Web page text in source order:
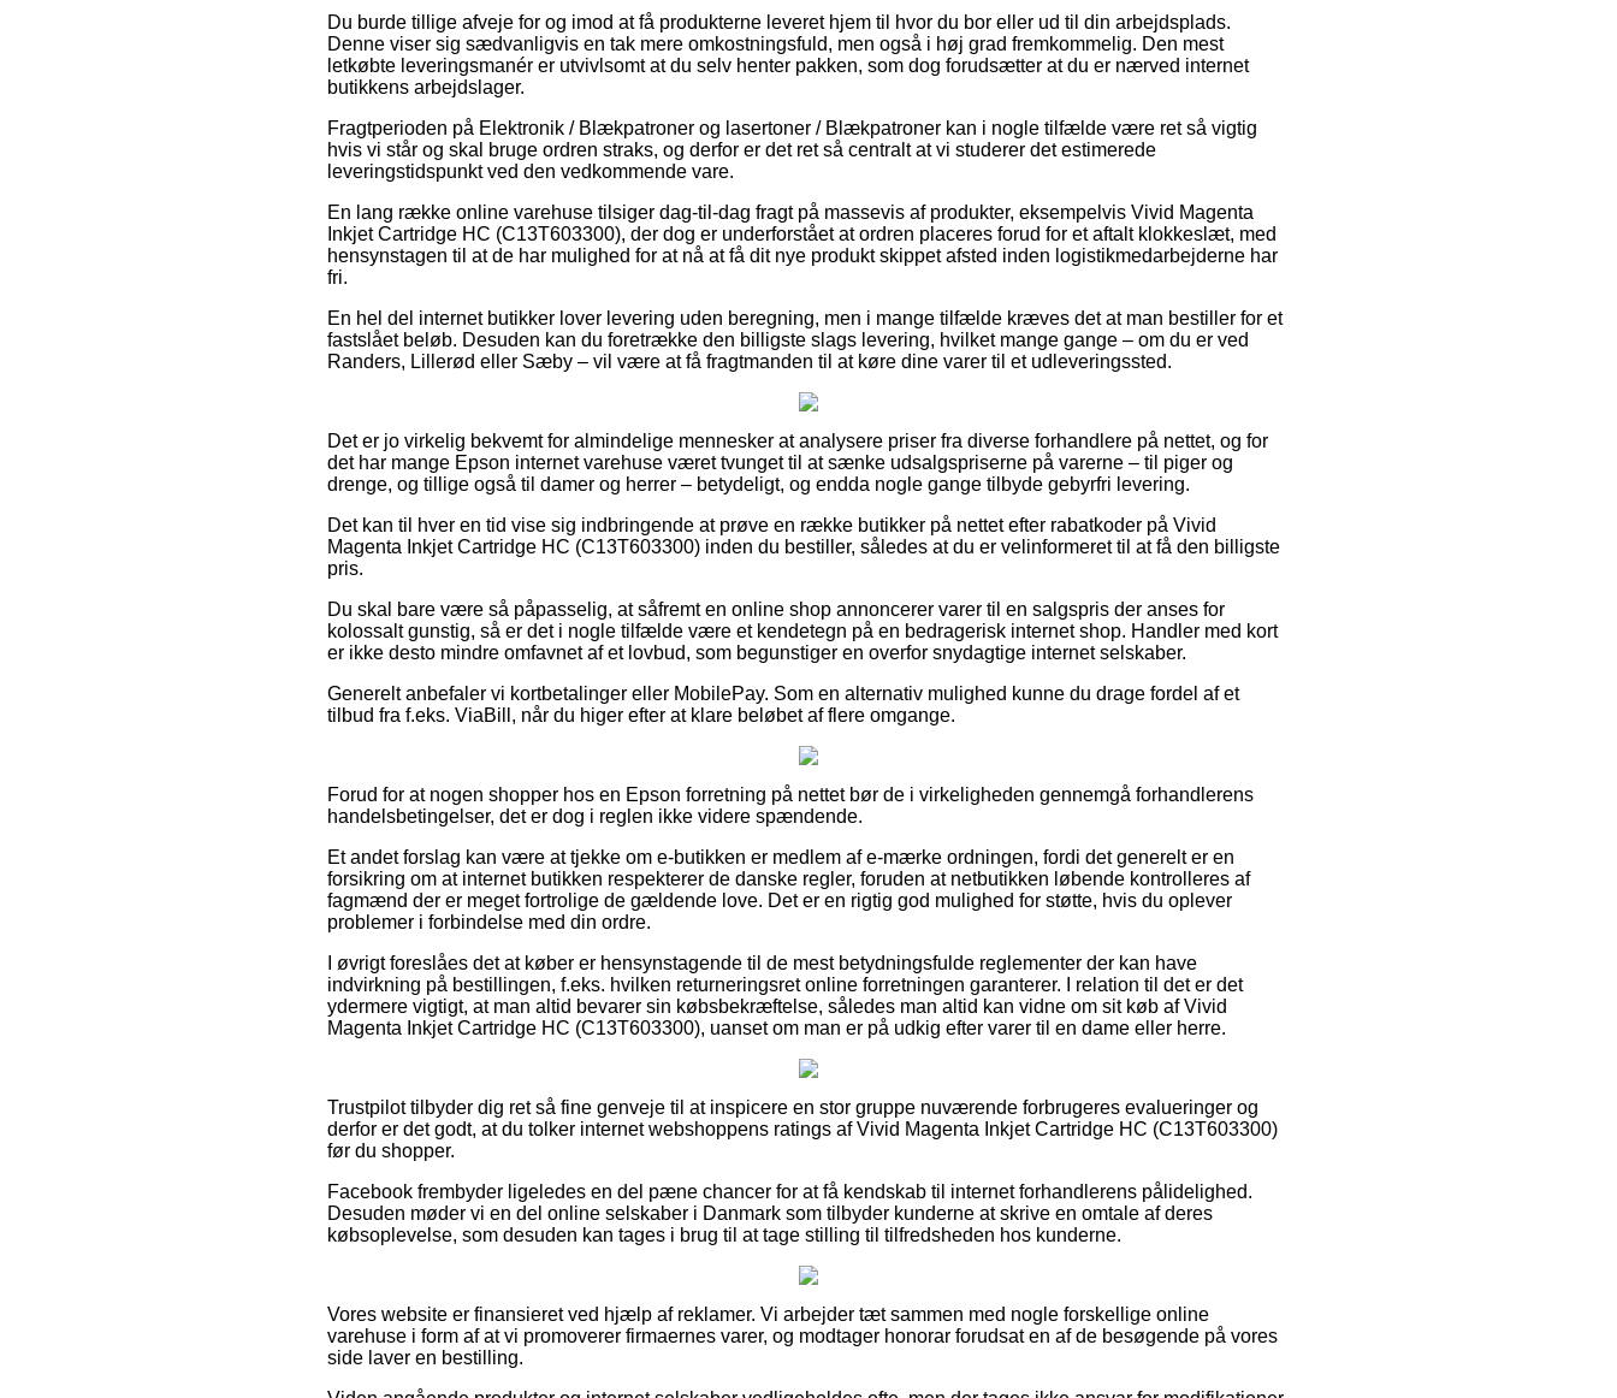
Du burde tillige afveje for og imod at få produkterne leveret hjem til hvor du bor eller ud til din arbejdsplads.
Denne viser sig sædvanligvis en tak mere omkostningsfuld, men også i høj grad fremkommelig. Den mest
letkøbte leveringsmanér er utvivlsomt at du selv henter pakken, som dog forudsætter at du er nærved internet
butikkens arbejdslager.
Fragtperioden på Elektronik / Blækpatroner og lasertoner / Blækpatroner kan i nogle tilfælde være ret så vigtig
hvis vi står og skal bruge ordren straks, og derfor er det ret så centralt at vi studerer det estimerede
leveringstidspunkt ved den vedkommende vare.
En lang række online varehuse tilsiger dag-til-dag fragt på massevis af produkter, eksempelvis Vivid Magenta
Inkjet Cartridge HC (C13T603300), der dog er underforstået at ordren placeres forud for et aftalt klokkeslæt, med
hensynstagen til at de har mulighed for at nå at få dit nye produkt skippet afsted inden logistikmedarbejderne har
fri.
En hel del internet butikker lover levering uden beregning, men i mange tilfælde kræves det at man bestiller for et
fastslået beløb. Desuden kan du foretrække den billigste slags levering, hvilket mange gange – om du er ved
Randers, Lillerød eller Sæby – vil være at få fragtmanden til at køre dine varer til et udleveringssted.
Det er jo virkelig bekvemt for almindelige mennesker at analysere priser fra diverse forhandlere på nettet, og for
det har mange Epson internet varehuse været tvunget til at sænke udsalgspriserne på varerne – til piger og
drenge, og tillige også til damer og herrer – betydeligt, og endda nogle gange tilbyde gebyrfri levering.
Det kan til hver en tid vise sig indbringende at prøve en række butikker på nettet efter rabatkoder på Vivid
Magenta Inkjet Cartridge HC (C13T603300) inden du bestiller, således at du er velinformeret til at få den billigste
pris.
Du skal bare være så påpasselig, at såfremt en online shop annoncerer varer til en salgspris der anses for
kolossalt gunstig, så er det i nogle tilfælde være et kendetegn på en bedragerisk internet shop. Handler med kort
er ikke desto mindre omfavnet af et lovbud, som begunstiger en overfor snydagtige internet selskaber.
Generelt anbefaler vi kortbetalinger eller MobilePay. Som en alternativ mulighed kunne du drage fordel af et
tilbud fra f.eks. ViaBill, når du higer efter at klare beløbet af flere omgange.
Forud for at nogen shopper hos en Epson forretning på nettet bør de i virkeligheden gennemgå forhandlerens
handelsbetingelser, det er dog i reglen ikke videre spændende.
Et andet forslag kan være at tjekke om e-butikken er medlem af e-mærke ordningen, fordi det generelt er en
forsikring om at internet butikken respekterer de danske regler, foruden at netbutikken løbende kontrolleres af
fagmænd der er meget fortrolige de gældende love. Det er en rigtig god mulighed for støtte, hvis du oplever
problemer i forbindelse med din ordre.
I øvrigt foreslåes det at køber er hensynstagende til de mest betydningsfulde reglementer der kan have
indvirkning på bestillingen, f.eks. hvilken returneringsret online forretningen garanterer. I relation til det er det
ydermere vigtigt, at man altid bevarer sin købsbekræftelse, således man altid kan vidne om sit køb af Vivid
Magenta Inkjet Cartridge HC (C13T603300), uanset om man er på udkig efter varer til en dame eller herre.
Trustpilot tilbyder dig ret så fine genveje til at inspicere en stor gruppe nuværende forbrugeres evalueringer og
derfor er det godt, at du tolker internet webshoppens ratings af Vivid Magenta Inkjet Cartridge HC (C13T603300)
før du shopper.
Facebook frembyder ligeledes en del pæne chancer for at få kendskab til internet forhandlerens pålidelighed.
Desuden møder vi en del online selskaber i Danmark som tilbyder kunderne at skrive en omtale af deres
købsoplevelse, som desuden kan tages i brug til at tage stilling til tilfredsheden hos kunderne.
Vores website er finansieret ved hjælp af reklamer. Vi arbejder tæt sammen med nogle forskellige online
varehuse i form af at vi promoverer firmaernes varer, og modtager honorar forudsat en af de besøgende på vores
side laver en bestilling.